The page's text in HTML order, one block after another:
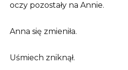
oczy pozostały na Annie.
Anna się zmieniła.
Uśmiech zniknął.